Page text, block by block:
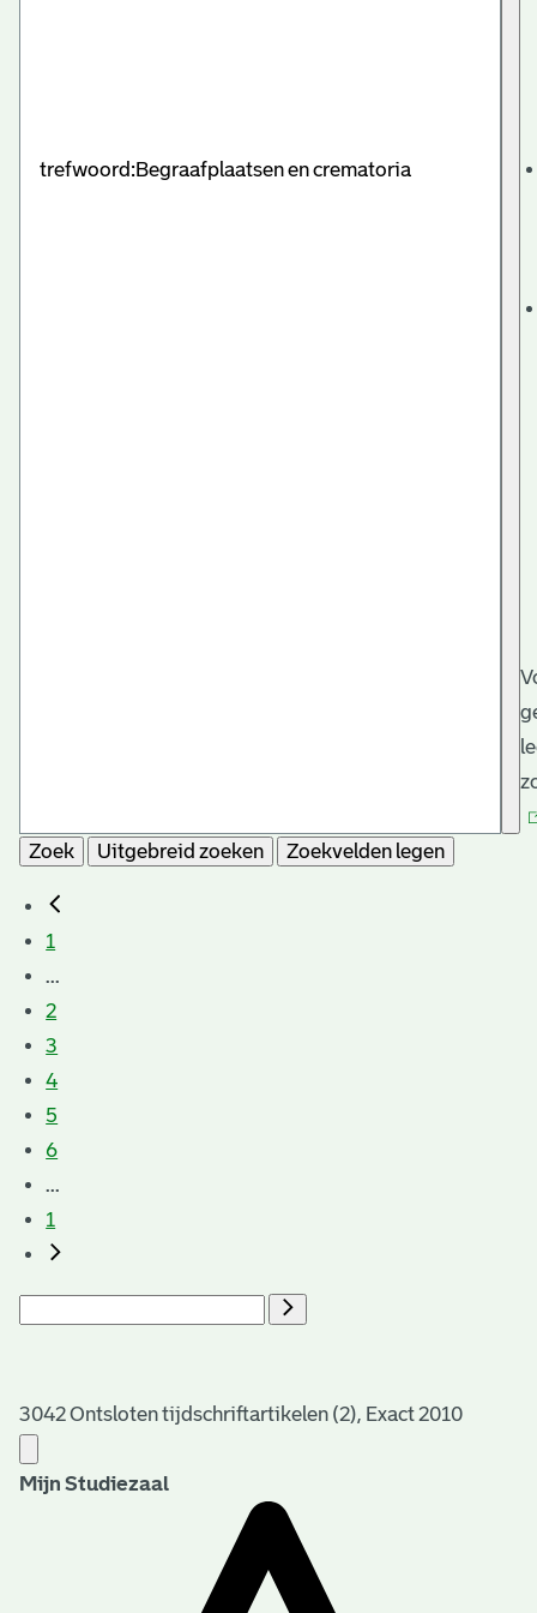
Zoek Uitgebreid zoeken Zoekvelden legen
1
...
2
3
4
5
6
...
1
3042 Ontsloten tijdschriftartikelen (2), Exact 2010
Mijn Studiezaal